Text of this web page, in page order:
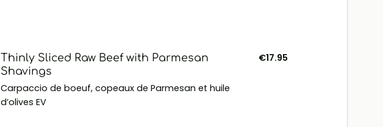
Thinly Sliced Raw Beef with Parmesan
Shavings
Carpaccio de boeuf, copeaux de Parmesan et huile
d’olives EV
€17.95